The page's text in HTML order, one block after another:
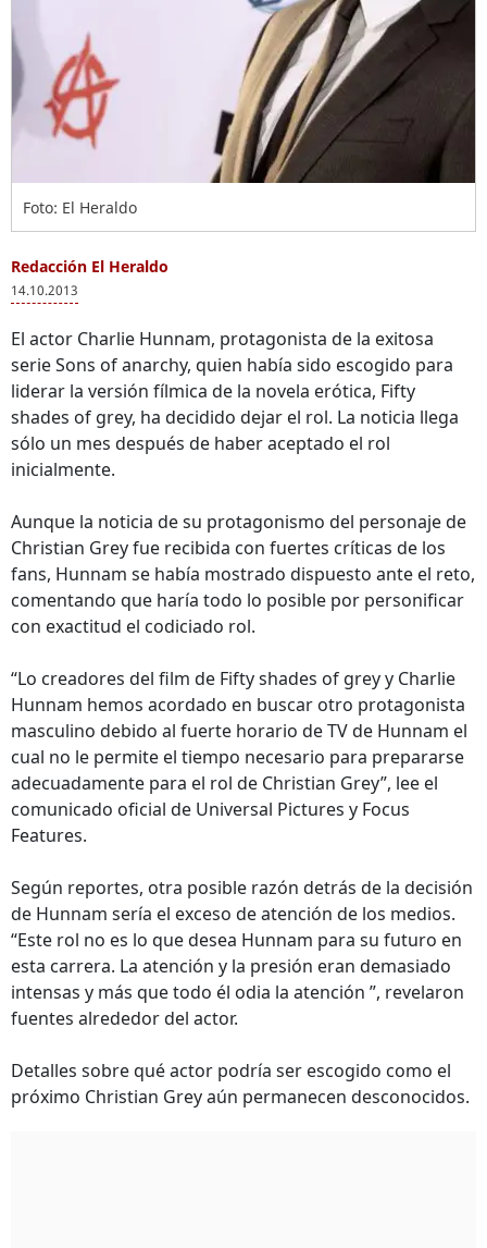
Foto: El Heraldo
Redacción El Heraldo
14.10.2013
El actor Charlie Hunnam, protagonista de la exitosa
serie Sons of anarchy, quien había sido escogido para
liderar la versión fílmica de la novela erótica, Fifty
shades of grey, ha decidido dejar el rol. La noticia llega
sólo un mes después de haber aceptado el rol
inicialmente.
Aunque la noticia de su protagonismo del personaje de
Christian Grey fue recibida con fuertes críticas de los
fans, Hunnam se había mostrado dispuesto ante el reto,
comentando que haría todo lo posible por personificar
con exactitud el codiciado rol.
“Lo creadores del film de Fifty shades of grey y Charlie
Hunnam hemos acordado en buscar otro protagonista
masculino debido al fuerte horario de TV de Hunnam el
cual no le permite el tiempo necesario para prepararse
adecuadamente para el rol de Christian Grey”, lee el
comunicado oficial de Universal Pictures y Focus
Features.
Según reportes, otra posible razón detrás de la decisión
de Hunnam sería el exceso de atención de los medios.
“Este rol no es lo que desea Hunnam para su futuro en
esta carrera. La atención y la presión eran demasiado
intensas y más que todo él odia la atención ”, revelaron
fuentes alrededor del actor.
Detalles sobre qué actor podría ser escogido como el
próximo Christian Grey aún permanecen desconocidos.